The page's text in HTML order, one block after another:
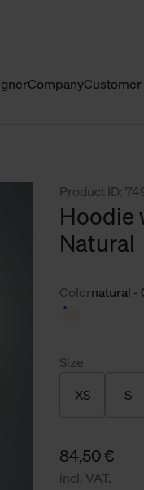
Company
Product ID:
Hoodie
Natural
Colornatural -
Size
XS S
84,50 €
incl. VAT.